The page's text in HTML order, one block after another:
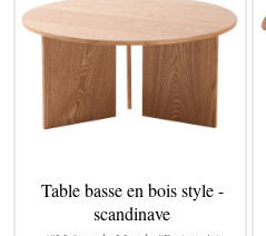
Table basse en bois style -
scandinave